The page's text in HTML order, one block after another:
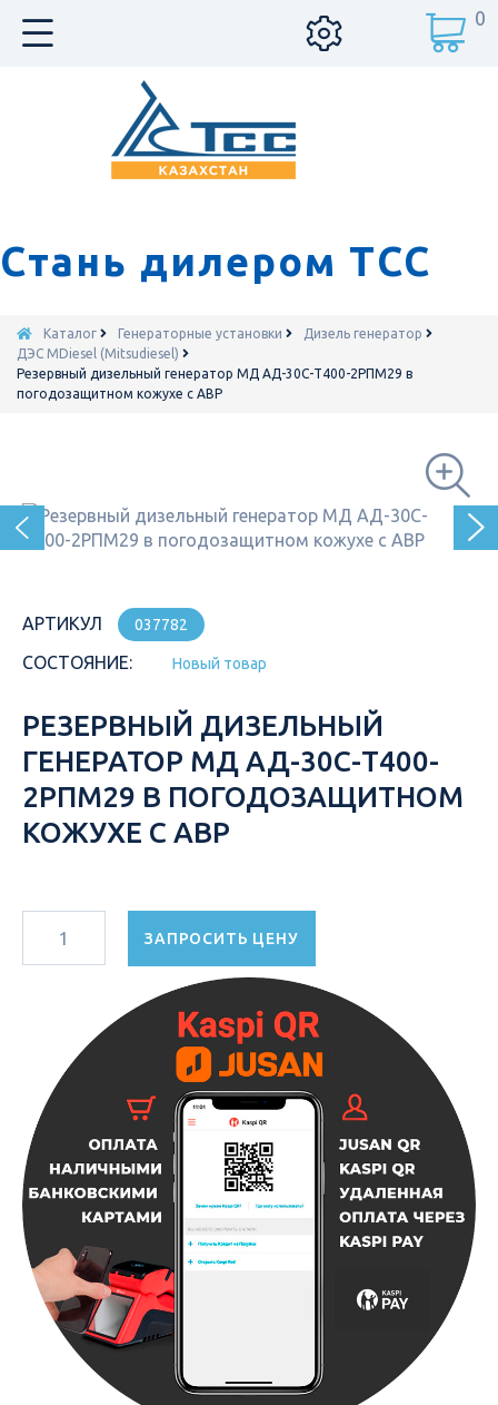
Стань дилером ТСС
0
Каталог Генераторные установки
Дизель генератор
ДЭС MDiesel (Mitsudiesel)
Резервный дизельный генератор МД АД-30С-Т400-2РПМ29 в
погодозащитном кожухе с АВР
АРТИКУЛ 037782
СОСТОЯНИЕ: Новый товар
РЕЗЕРВНЫЙ ДИЗЕЛЬНЫЙ
ГЕНЕРАТОР МД АД-30С-Т400-
2РПМ29 В ПОГОДОЗАЩИТНОМ
КОЖУХЕ С АВР
ЗАПРОСИТЬ ЦЕНУ